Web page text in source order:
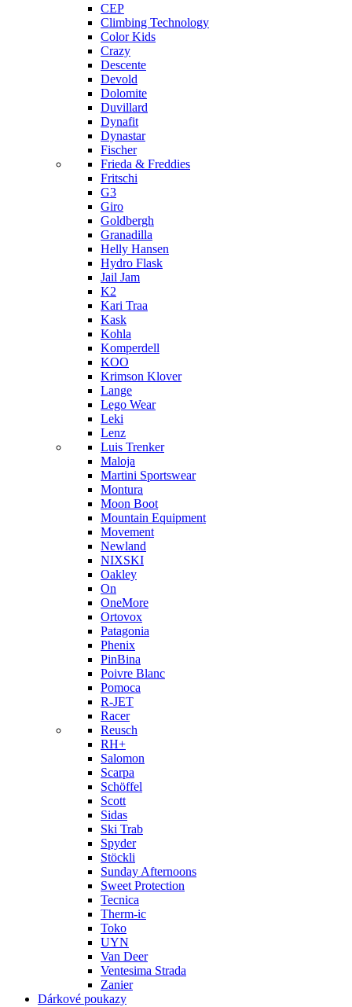
CEP
Climbing Technology
Color Kids
Crazy
Descente
Devold
Dolomite
Duvillard
Dynafit
Dynastar
Fischer
Frieda & Freddies
Fritschi
G3
Giro
Goldbergh
Granadilla
Helly Hansen
Hydro Flask
Jail Jam
K2
Kari Traa
Kask
Kohla
Komperdell
KOO
Krimson Klover
Lange
Lego Wear
Leki
Lenz
Luis Trenker
Maloja
Martini Sportswear
Montura
Moon Boot
Mountain Equipment
Movement
Newland
NIXSKI
Oakley
On
OneMore
Ortovox
Patagonia
Phenix
PinBina
Poivre Blanc
Pomoca
R-JET
Racer
Reusch
RH+
Salomon
Scarpa
Schöffel
Scott
Sidas
Ski Trab
Spyder
Stöckli
Sunday Afternoons
Sweet Protection
Tecnica
Therm-ic
Toko
UYN
Van Deer
Ventesima Strada
Zanier
Dárkové poukazy